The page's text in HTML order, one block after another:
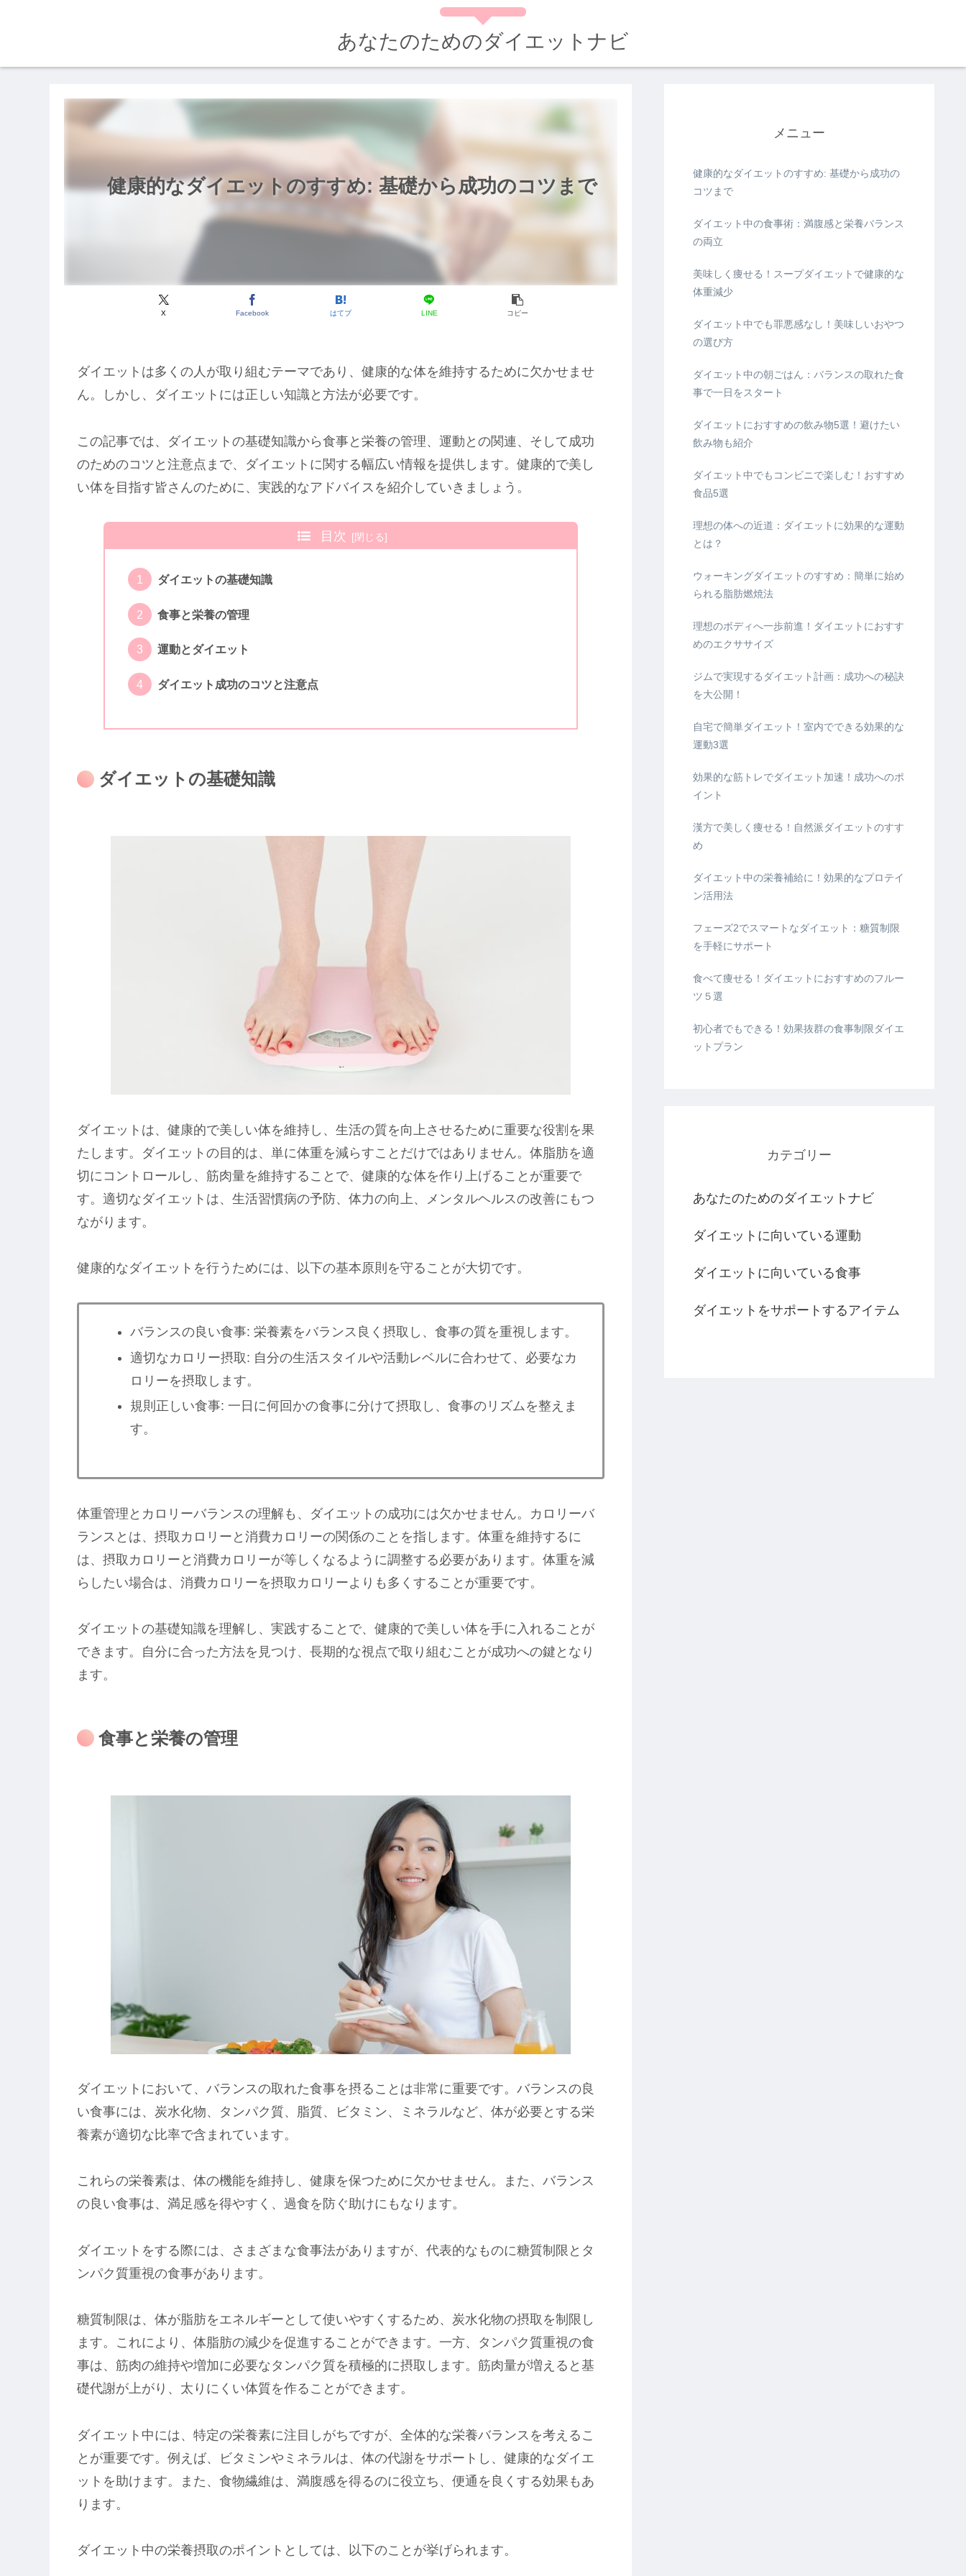
あなたのためのダイエットナビ
健康的なダイエットのすすめ: 基礎から成功のコツまで
X Facebook はてブ LINE コピー
ダイエットは多くの人が取り組むテーマであり、健康的な体を維持するために欠かせませ
ん。しかし、ダイエットには正しい知識と方法が必要です。
この記事では、ダイエットの基礎知識から食事と栄養の管理、運動との関連、そして成功
のためのコツと注意点まで、ダイエットに関する幅広い情報を提供します。健康的で美し
い体を目指す皆さんのために、実践的なアドバイスを紹介していきましょう。
目次
ダイエットの基礎知識
食事と栄養の管理
運動とダイエット
ダイエット成功のコツと注意点
ダイエットの基礎知識
ダイエットは、健康的で美しい体を維持し、生活の質を向上させるために重要な役割を果
たします。ダイエットの目的は、単に体重を減らすことだけではありません。体脂肪を適
切にコントロールし、筋肉量を維持することで、健康的な体を作り上げることが重要で
す。適切なダイエットは、生活習慣病の予防、体力の向上、メンタルヘルスの改善にもつ
ながります。
健康的なダイエットを行うためには、以下の基本原則を守ることが大切です。
バランスの良い食事: 栄養素をバランス良く摂取し、食事の質を重視します。
適切なカロリー摂取: 自分の生活スタイルや活動レベルに合わせて、必要なカ
ロリーを摂取します。
規則正しい食事: 一日に何回かの食事に分けて摂取し、食事のリズムを整えま
す。
体重管理とカロリーバランスの理解も、ダイエットの成功には欠かせません。カロリーバ
ランスとは、摂取カロリーと消費カロリーの関係のことを指します。体重を維持するに
は、摂取カロリーと消費カロリーが等しくなるように調整する必要があります。体重を減
らしたい場合は、消費カロリーを摂取カロリーよりも多くすることが重要です。
ダイエットの基礎知識を理解し、実践することで、健康的で美しい体を手に入れることが
できます。自分に合った方法を見つけ、長期的な視点で取り組むことが成功への鍵となり
ます。
食事と栄養の管理
ダイエットにおいて、バランスの取れた食事を摂ることは非常に重要です。バランスの良
い食事には、炭水化物、タンパク質、脂質、ビタミン、ミネラルなど、体が必要とする栄
養素が適切な比率で含まれています。
これらの栄養素は、体の機能を維持し、健康を保つために欠かせません。また、バランス
の良い食事は、満足感を得やすく、過食を防ぐ助けにもなります。
ダイエットをする際には、さまざまな食事法がありますが、代表的なものに糖質制限とタ
ンパク質重視の食事があります。
糖質制限は、体が脂肪をエネルギーとして使いやすくするため、炭水化物の摂取を制限し
ます。これにより、体脂肪の減少を促進することができます。一方、タンパク質重視の食
事は、筋肉の維持や増加に必要なタンパク質を積極的に摂取します。筋肉量が増えると基
礎代謝が上がり、太りにくい体質を作ることができます。
ダイエット中には、特定の栄養素に注目しがちですが、全体的な栄養バランスを考えるこ
とが重要です。例えば、ビタミンやミネラルは、体の代謝をサポートし、健康的なダイエ
ットを助けます。また、食物繊維は、満腹感を得るのに役立ち、便通を良くする効果もあ
ります。
ダイエット中の栄養摂取のポイントとしては、以下のことが挙げられます。
メニュー
健康的なダイエットのすすめ: 基礎から成功の
コツまで
ダイエット中の食事術：満腹感と栄養バランス
の両立
美味しく痩せる！スープダイエットで健康的な
体重減少
ダイエット中でも罪悪感なし！美味しいおやつ
の選び方
ダイエット中の朝ごはん：バランスの取れた食
事で一日をスタート
ダイエットにおすすめの飲み物5選！避けたい
飲み物も紹介
ダイエット中でもコンビニで楽しむ！おすすめ
食品5選
理想の体への近道：ダイエットに効果的な運動
とは？
ウォーキングダイエットのすすめ：簡単に始め
られる脂肪燃焼法
理想のボディへ一歩前進！ダイエットにおすす
めのエクササイズ
ジムで実現するダイエット計画：成功への秘訣
を大公開！
自宅で簡単ダイエット！室内でできる効果的な
運動3選
効果的な筋トレでダイエット加速！成功へのポ
イント
漢方で美しく痩せる！自然派ダイエットのすす
め
ダイエット中の栄養補給に！効果的なプロテイ
ン活用法
フェーズ2でスマートなダイエット：糖質制限
を手軽にサポート
食べて痩せる！ダイエットにおすすめのフルー
ツ５選
初心者でもできる！効果抜群の食事制限ダイエ
ットプラン
カテゴリー
あなたのためのダイエットナビ
ダイエットに向いている運動
ダイエットに向いている食事
ダイエットをサポートするアイテム